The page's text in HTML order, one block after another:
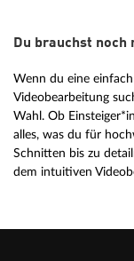
Infos zu den
Du brauchst noch
Wenn du eine
Videobearbeitung
Wahl. Ob
alles, was du für
Schnitten bis zu
dem intuitiven